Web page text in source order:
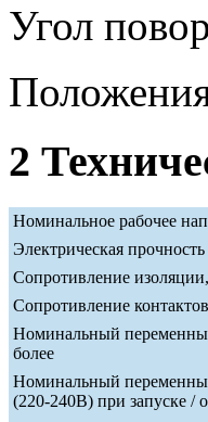
Угол
2
Номинальное рабочее
Электрическая
Сопротивление
Сопротивление
Номинальный
более
Номинальный
(220-240В) при запуске /